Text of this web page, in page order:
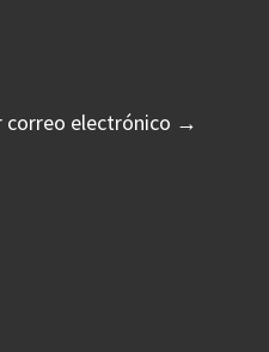
correo electrónico →